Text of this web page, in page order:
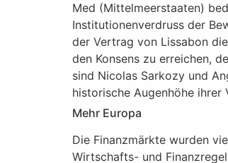
Med (Mittelmeerstaaten)
Institutionenverdruss der
der Vertrag von Lissabon
den Konsens zu erreichen,
sind Nicolas Sarkozy und
historische Augenhöhe ihrer
Mehr Europa
Die Finanzmärkte wurden
Wirtschafts- und